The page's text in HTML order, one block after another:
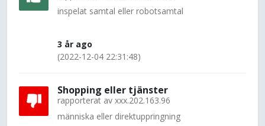
inspelat samtal eller robotsamtal
3 år ago
(2022-12-04 22:31:48)
Shopping eller tjänster
rapporterat av xxx.202.163.96
människa eller direktuppringning